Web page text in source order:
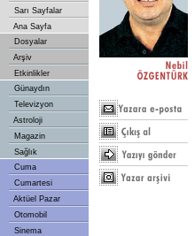
Sarı Sayfalar
Ana Sayfa
Dosyalar
Arşiv
Etkinlikler
Günaydın
Televizyon
Astroloji
Magazin
Sağlık
Cuma
Cumartesi
Aktüel Pazar
Otomobil
Sinema